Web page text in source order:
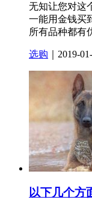
无知让您对这
一能用金钱买
所有品种都有
选购 ｜2019-
以下几个方